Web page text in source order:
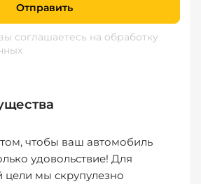
Отправить
соглашаетесь на обработку
чтобы ваш автомобиль
удовольствие! Для
цели мы скрупулезно